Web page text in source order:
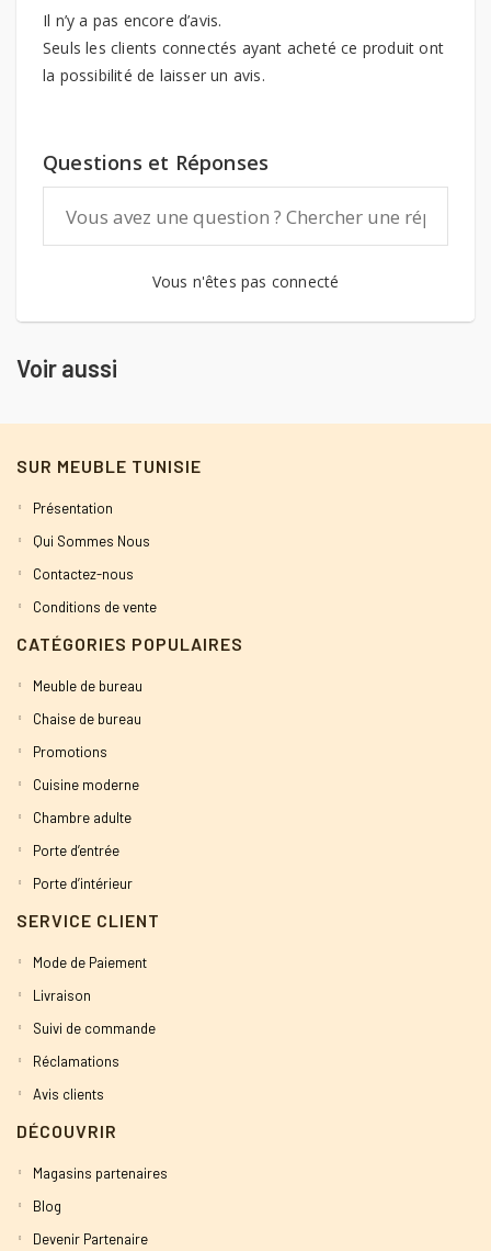
Il n’y a pas encore d’avis.
Seuls les clients connectés ayant acheté ce produit ont
la possibilité de laisser un avis.
Questions et Réponses
Vous n'êtes pas connecté
Voir aussi
SUR MEUBLE TUNISIE
Présentation
Qui Sommes Nous
Contactez-nous
Conditions de vente
CATÉGORIES POPULAIRES
Meuble de bureau
Chaise de bureau
Promotions
Cuisine moderne
Chambre adulte
Porte d’entrée
Porte d’intérieur
SERVICE CLIENT
Mode de Paiement
Livraison
Suivi de commande
Réclamations
Avis clients
DÉCOUVRIR
Magasins partenaires
Blog
Devenir Partenaire